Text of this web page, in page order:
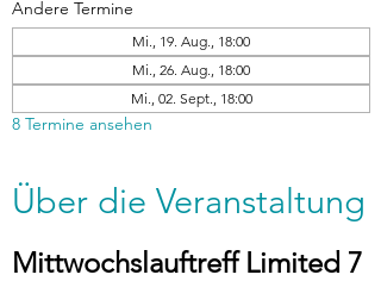
Andere Termine
Mi., 19. Aug., 18:00
Mi., 26. Aug., 18:00
Mi., 02. Sept., 18:00
8 Termine ansehen
Über die Veranstaltung
Mittwochslauftreff Limited 7